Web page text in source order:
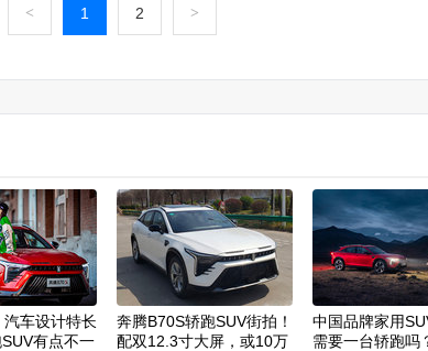
< 1 2 >
车设计特长
有点不一
奔腾B70S轿跑SUV街拍！
配双12.3寸大屏，或10万
中国品牌家用
需要一台轿跑吗